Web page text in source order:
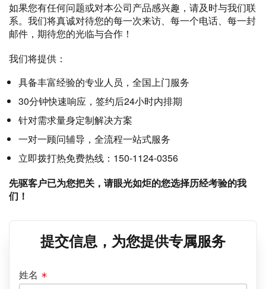
如果您有任何问题或对本公司产品感兴趣，请及时与我们联
系。我们将真诚对待您的每一次来访、每一个电话、每一封
邮件，期待您的光临与合作！
我们将提供：
具备丰富经验的专业人员，全国上门服务
30分钟快速响应，签约后24小时内排期
针对需求量身定制解决方案
一对一顾问辅导，全流程一站式服务
立即拨打热免费热线：150-1124-0356
先驱客户已为您把关，请眼光如炬的您选择历经考验的我
们！
提交信息，为您提供专属服务
姓名